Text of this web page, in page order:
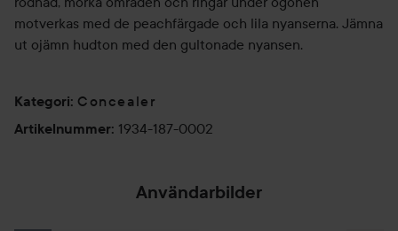
motverkas med de peachfärgade och lila nyanserna. Jämna
ut ojämn hudton med den gultonade nyansen.
Kategori: Concealer
Artikelnummer: 1934-187-0002
Användarbilder